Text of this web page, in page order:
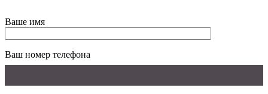
Ваше имя
Ваш номер телефона